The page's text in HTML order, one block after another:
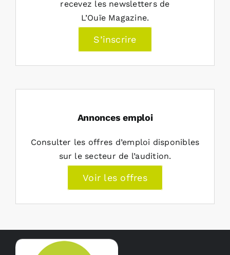
recevez les newsletters de
L’Ouïe Magazine.
S’inscrire
Annonces emploi
Consulter les offres d’emploi disponibles
sur le secteur de l’audition.
Voir les offres